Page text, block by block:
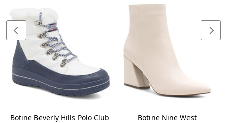
Botine Beverly Hills Polo Club Botine Nine West